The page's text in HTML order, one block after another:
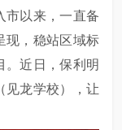
市以来，一直备
现，稳站区域标
。近日，保利明
见龙学校），让